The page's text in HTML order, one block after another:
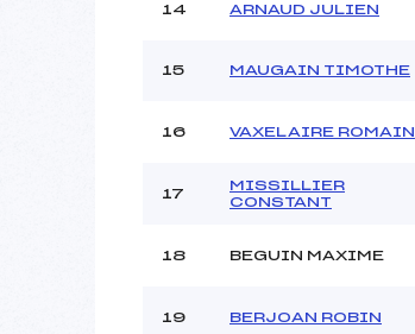
14 ARNAUD JULIEN
15 MAUGAIN TIMOTHE
16 VAXELAIRE ROMAIN
17
MISSILLIER
CONSTANT
18 BEGUIN MAXIME
19 BERJOAN ROBIN